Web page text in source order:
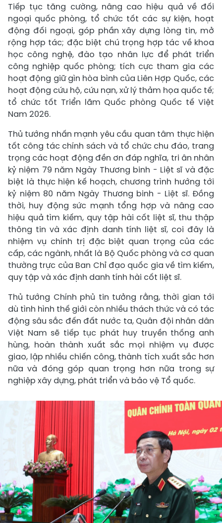
Tiếp tục tăng cường, nâng cao hiệu quả về đối
ngoại quốc phòng, tổ chức tốt các sự kiện, hoạt
động đối ngoại, góp phần xây dựng lòng tin, mở
rộng hợp tác; đặc biệt chú trọng hợp tác về khoa
học công nghệ, đào tạo nhân lực để phát triển
công nghiệp quốc phòng; tích cực tham gia các
hoạt động giữ gìn hòa bình của Liên Hợp Quốc, các
hoạt động cứu hộ, cứu nạn, xử lý thảm họa quốc tế;
tổ chức tốt Triển lãm Quốc phòng Quốc tế Việt
Nam 2026.
Thủ tướng nhấn mạnh yêu cầu quan tâm thực hiện
tốt công tác chính sách và tổ chức chu đáo, trang
trọng các hoạt động đền ơn đáp nghĩa, tri ân nhân
kỷ niệm 79 năm Ngày Thương binh - Liệt sĩ và đặc
biệt là thực hiện kế hoạch, chương trình hướng tới
kỷ niệm 80 năm Ngày Thương binh - Liệt sĩ. Đồng
thời, huy động sức mạnh tổng hợp và nâng cao
hiệu quả tìm kiếm, quy tập hài cốt liệt sĩ, thu thập
thông tin và xác định danh tính liệt sĩ, coi đây là
nhiệm vụ chính trị đặc biệt quan trọng của các
cấp, các ngành, nhất là Bộ Quốc phòng và cơ quan
thường trực của Ban Chỉ đạo quốc gia về tìm kiếm,
quy tập và xác định danh tính hài cốt liệt sĩ.
Thủ tướng Chính phủ tin tưởng rằng, thời gian tới
dù tình hình thế giới còn nhiều thách thức và có tác
động sâu sắc đến đất nước ta, Quân đội nhân dân
Việt Nam sẽ tiếp tục phát huy truyền thống anh
hùng, hoàn thành xuất sắc mọi nhiệm vụ được
giao, lập nhiều chiến công, thành tích xuất sắc hơn
nữa và đóng góp quan trọng hơn nữa trong sự
nghiệp xây dựng, phát triển và bảo vệ Tổ quốc.